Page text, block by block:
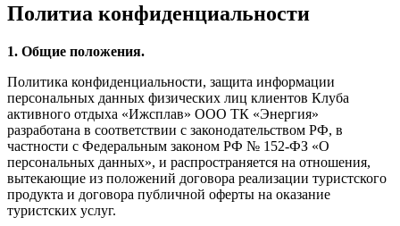
Политиа кон­фиден­циаль­ности
1. Общие положения.
Политика конфиденциальности, защита информации
персональных данных физических лиц клиентов Клуба
активного отдыха «Ижсплав» ООО ТК «Энергия»
разработана в соответствии с законодательством РФ, в
частности с Федеральным законом РФ № 152-ФЗ «О
персональных данных», и распространяется на отношения,
вытекающие из положений договора реализации туристского
продукта и договора публичной оферты на оказание
туристских услуг.